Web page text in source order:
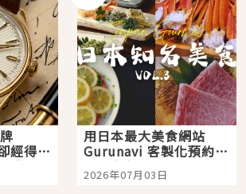
經得起
作五
用日本最大美食網站
Gurunavi 客製化預約九
大都市餐廳，打造專屬
美食體驗！
2026年07月03日